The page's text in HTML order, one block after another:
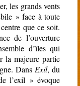
les grands vents
» face à toute
que ce soit.
de l’ouverture
d’îles qui
la majeure partie
Dans Exil, du
l’exil » évoque